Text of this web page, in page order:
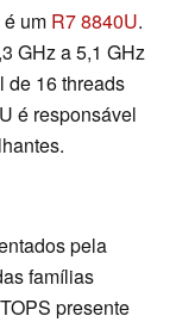
um R7 8840U.
GHz a 5,1 GHz
de 16 threads
é responsável
pela
famílias
presente